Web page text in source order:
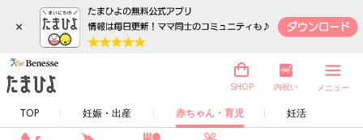
×
TOP 妊娠・出産 赤ちゃん・育児 妊活
SHOP 内祝い メニュー